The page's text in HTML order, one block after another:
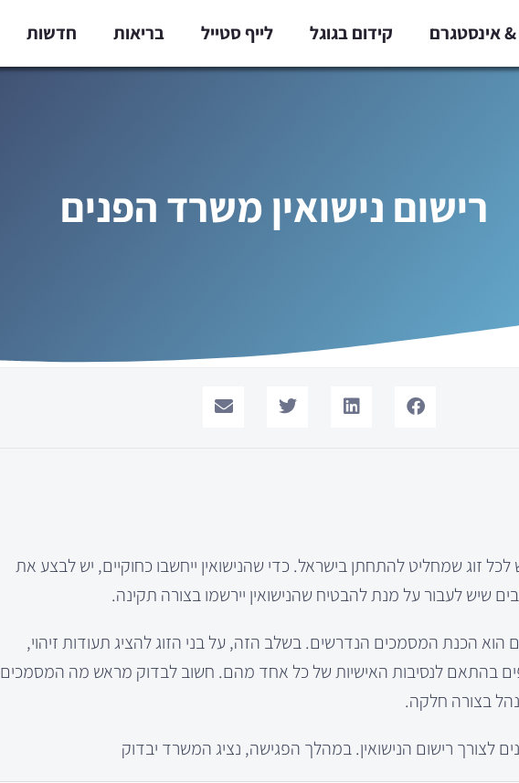
& אינסטגרם קידום בגוגל לייף סטייל בריאות חדשות
רישום נישואין משרד הפנים
זוג שמחליט להתחתן בישראל. כדי שהנישואין ייחשבו כחוקיים, יש לבצע את
לעבור על מנת להבטיח שהנישואין יירשמו בצורה תקינה.
הכנת המסמכים הנדרשים. בשלב הזה, על בני הזוג להציג תעודות זיהוי,
בהתאם לנסיבות האישיות של כל אחד מהם. חשוב לבדוק מראש מה המסמכים
בצורה חלקה.
לצורך רישום הנישואין. במהלך הפגישה, נציג המשרד יבדוק